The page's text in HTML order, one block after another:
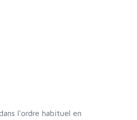
l'ordre habituel en